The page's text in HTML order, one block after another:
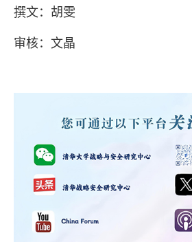
撰文：胡雯
审核：文晶